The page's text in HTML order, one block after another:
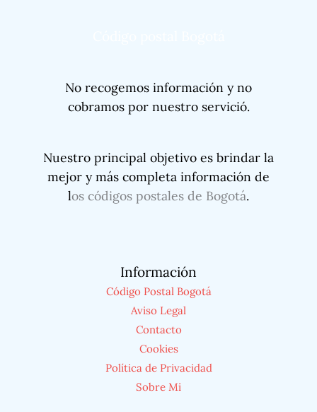
No recogemos información y no
cobramos por nuestro servició.
Nuestro principal objetivo es brindar la
mejor y más completa información de
los códigos postales de Bogotá.
Información
Código Postal Bogotá
Aviso Legal
Contacto
Cookies
Política de Privacidad
Sobre Mi